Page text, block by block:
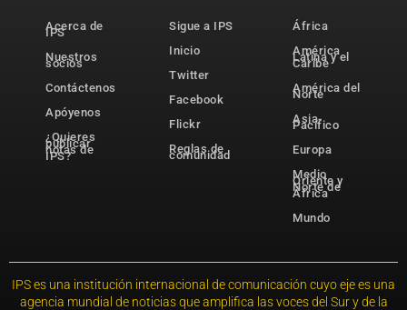
Acerca de
IPS
Nuestros
socios
Contáctenos
Apóyenos
¿Quieres
publicar
notas de
IPS?
Sigue a IPS
Inicio
Twitter
Facebook
Flickr
Reglas de
comunidad
África
América
Latina y el
Caribe
América del
Norte
Asia-
Pacífico
Europa
Medio
Oriente y
Norte de
África
Mundo
IPS es una institución internacional de comunicación cuyo eje es una
agencia mundial de noticias que amplifica las voces del Sur y de la